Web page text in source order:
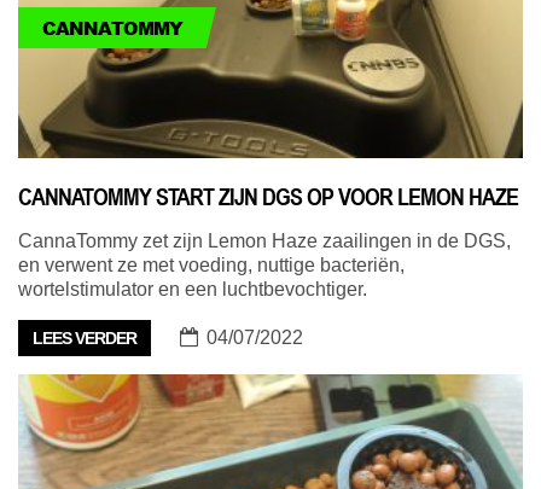
CANNATOMMY
CANNATOMMY START ZIJN DGS OP VOOR LEMON HAZE
CannaTommy zet zijn Lemon Haze zaailingen in de DGS,
en verwent ze met voeding, nuttige bacteriën,
wortelstimulator en een luchtbevochtiger.
LEES VERDER 04/07/2022